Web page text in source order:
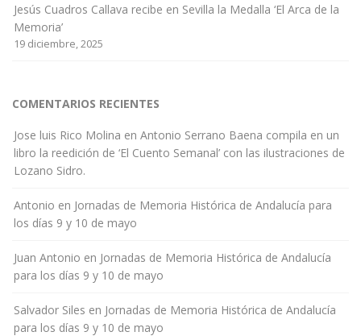
Jesús Cuadros Callava recibe en Sevilla la Medalla ‘El Arca de la
Memoria’
19 diciembre, 2025
COMENTARIOS RECIENTES
Jose luis Rico Molina en Antonio Serrano Baena compila en un
libro la reedición de ‘El Cuento Semanal’ con las ilustraciones de
Lozano Sidro.
Antonio en Jornadas de Memoria Histórica de Andalucía para
los días 9 y 10 de mayo
Juan Antonio en Jornadas de Memoria Histórica de Andalucía
para los días 9 y 10 de mayo
Salvador Siles en Jornadas de Memoria Histórica de Andalucía
para los días 9 y 10 de mayo